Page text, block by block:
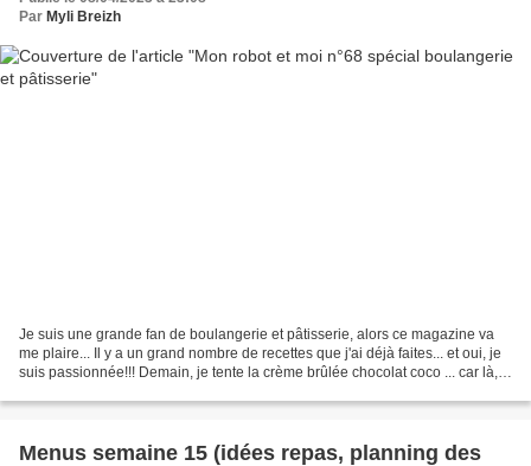
Par Myli Breizh
Je suis une grande fan de boulangerie et pâtisserie, alors ce magazine va
me plaire... Il y a un grand nombre de recettes que j'ai déjà faites... et oui, je
suis passionnée!!! Demain, je tente la crème brûlée chocolat coco ... car là, il
Menus semaine 15 (idées repas, planning des